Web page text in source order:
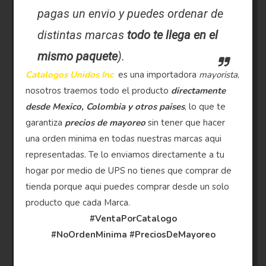
pagas un envio y puedes ordenar de
distintas marcas todo te llega en el
mismo paquete).
Catalogos Unidos Inc es una importadora mayorista,
nosotros traemos todo el producto directamente
desde Mexico, Colombia y otros paises, lo que te
garantiza precios de mayoreo sin tener que hacer
una orden minima en todas nuestras marcas aqui
representadas. Te lo enviamos directamente a tu
hogar por medio de UPS no tienes que comprar de
tienda porque aqui puedes comprar desde un solo
producto que cada Marca.
#VentaPorCatalogo
#NoOrdenMinima #PreciosDeMayoreo